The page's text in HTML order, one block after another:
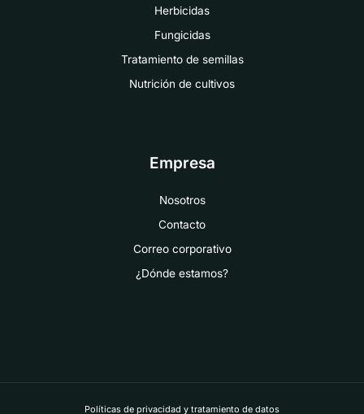
Herbicidas
Fungicidas
Tratamiento de semillas
Nutrición de cultivos
Empresa
Nosotros
Contacto
Correo corporativo
¿Dónde estamos?
Políticas de privacidad y tratamiento de datos